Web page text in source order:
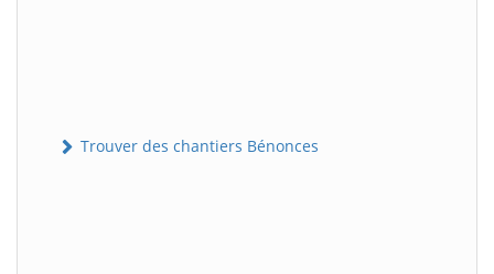
Trouver des chantiers Bénonces